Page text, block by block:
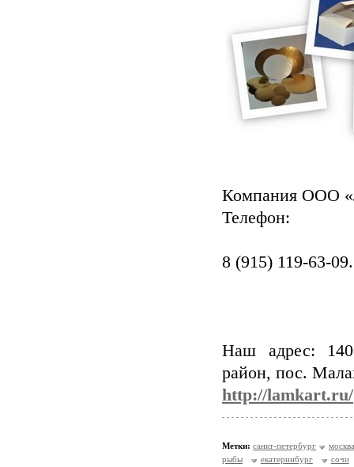
Компания ООО
Телефон:
8 (915) 119-63-09.
Наш адрес:
район, пос.
http://lamkart.ru/
Метки: санкт-петербург
москва
рыбы
екатеринбург
сочи